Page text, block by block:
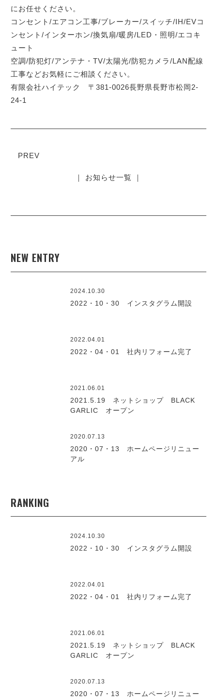
にお任せください。
コンセント/エアコン工事/ブレーカー/スイッチ/IH/EVコ
ンセント/インターホン/換気扇/暖房/LED・照明/エコキ
ュート
空調/防犯灯/アンテナ・TV/太陽光/防犯カメラ/LAN配線
工事などお気軽にご相談ください。
有限会社ハイテック 〒381-0026長野県長野市松岡2-
24-1
PREV
｜ お知らせ一覧 ｜
NEW ENTRY
2024.10.30
2022・10・30 インスタグラム開設
2022.04.01
2022・04・01 社内リフォーム完了
2021.06.01
2021.5.19 ネットショップ BLACK
GARLIC オープン
2020.07.13
2020・07・13 ホームページリニュー
アル
RANKING
2024.10.30
2022・10・30 インスタグラム開設
2022.04.01
2022・04・01 社内リフォーム完了
2021.06.01
2021.5.19 ネットショップ BLACK
GARLIC オープン
2020.07.13
2020・07・13 ホームページリニュー